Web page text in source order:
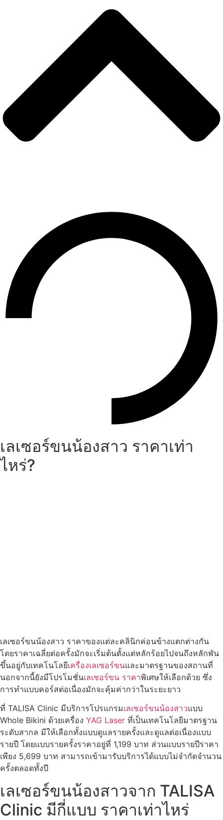
เลเซอร์ขนน้องสาว ราคาเท่า
ไหร่?
เลเซอร์ขนน้องสาว ราคาของแต่ละคลินิกค่อนข้างแตกต่างกัน
โดยราคาเฉลี่ยต่อครั้งมักจะเริ่มต้นตั้งแต่หลักร้อยไปจนถึงหลักพัน
ขึ้นอยู่กับเทคโนโลยีเครื่องเลเซอร์ขนและมาตรฐานของสถานที่
นอกจากนี้ยังมีโปรโมชั่นเลเซอร์ขน ราคาพิเศษให้เลือกด้วย ซึ่ง
การทำแบบคอร์สต่อเนื่องมักจะคุ้มค่ากว่าในระยะยาว
ที่ TALISA Clinic มีบริการโปรแกรมเลเซอร์ขนน้องสาวแบบ
Whole Bikini ด้วยเครื่อง YAG Laser ที่เป็นเทคโนโลยีมาตรฐาน
ระดับสากล มีให้เลือกทั้งแบบดูแลรายครั้งและดูแลต่อเนื่องแบบ
รายปี โดยแบบรายครั้งราคาอยู่ที่ 1,199 บาท ส่วนแบบรายปีราคา
เพียง 5,699 บาท สามารถเข้ามารับบริการได้แบบไม่จำกัดจำนวน
ครั้งตลอดทั้งปี
เลเซอร์ขนน้องสาวจาก TALISA
Clinic มีกี่แบบ ราคาเท่าไหร่